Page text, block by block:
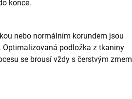
konce.
nebo normálním korundem jsou
podložka z tkaniny
se brousí vždy s čerstvým zrnem